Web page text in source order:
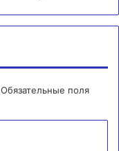
Обязательные поля